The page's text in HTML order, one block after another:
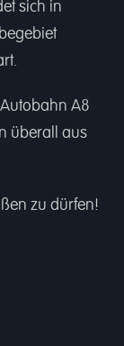
sich in
A8
überall aus
zu dürfen!